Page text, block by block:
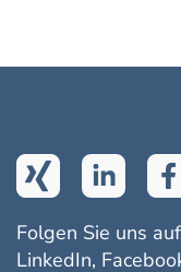
Folgen Sie uns
LinkedIn,